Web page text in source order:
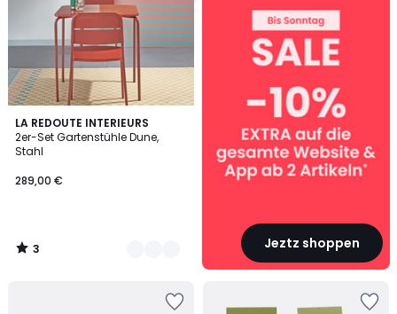
LA REDOUTE INTERIEURS
2er-Set Gartenstühle Dune,
Stahl
289,00 €
3
/
5
2
Farben
3
/
Jeztz shoppen
Artikeln*